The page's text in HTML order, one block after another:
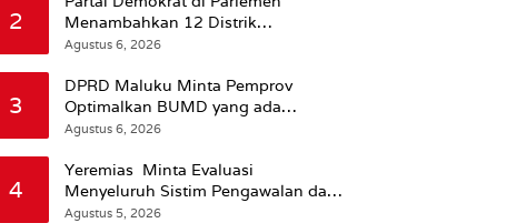
2
Menambahkan 12 Distrik
Pendukung Trump
Agustus 6, 2026
3
DPRD Maluku Minta Pemprov
Optimalkan BUMD yang ada
Ketimbang Menambah Baru
Agustus 6, 2026
4
Yeremias Minta Evaluasi
Menyeluruh Sistim Pengawalan dan
Operasional Angkutan Kontainer
Agustus 5, 2026